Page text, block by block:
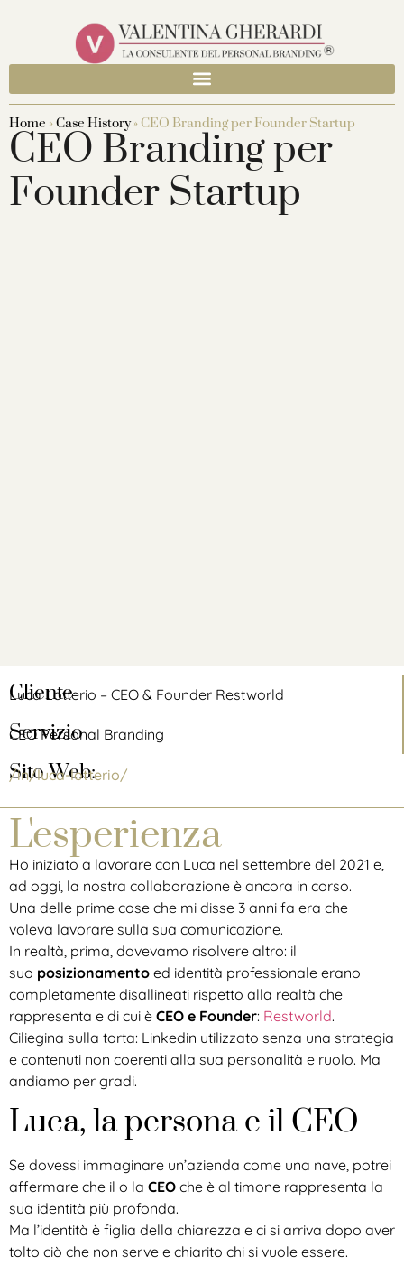
Home »Case History»CEO Branding per Founder Startup
CEO Branding per
Founder Startup
Cliente
Luca Lotterio – CEO & Founder Restworld
Servizio
CEO Personal Branding
Sito Web:
/in/luca-lotterio/
L'esperienza
Ho iniziato a lavorare con Luca nel settembre del 2021 e,
ad oggi, la nostra collaborazione è ancora in corso.
Una delle prime cose che mi disse 3 anni fa era che
voleva lavorare sulla sua comunicazione.
In realtà, prima, dovevamo risolvere altro: il
suo posizionamento ed identità professionale erano
completamente disallineati rispetto alla realtà che
rappresenta e di cui è CEO e Founder: Restworld.
Ciliegina sulla torta: Linkedin utilizzato senza una strategia
e contenuti non coerenti alla sua personalità e ruolo. Ma
andiamo per gradi.
Luca, la persona e il CEO
Se dovessi immaginare un’azienda come una nave, potrei
affermare che il o la CEO che è al timone rappresenta la
sua identità più profonda.
Ma l’identità è figlia della chiarezza e ci si arriva dopo aver
tolto ciò che non serve e chiarito chi si vuole essere.